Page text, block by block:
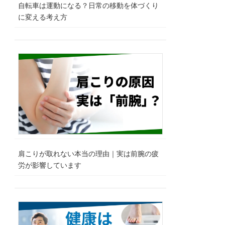
自転車は運動になる？日常の移動を体づくり
に変える考え方
肩こりが取れない本当の理由｜実は前腕の疲
労が影響しています